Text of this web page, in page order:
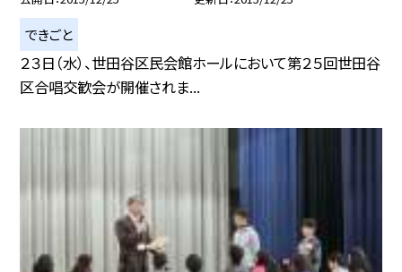
できごと
２３日（水）、世田谷区民会館ホールにおいて第２５回世田谷
区合唱交歓会が開催されま...